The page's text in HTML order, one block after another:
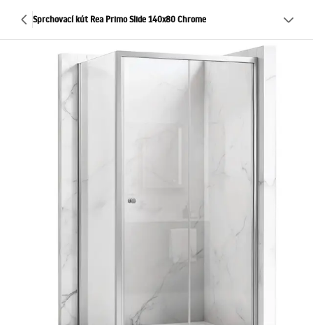
Sprchovací kút Rea Primo Slide 140x80 Chrome